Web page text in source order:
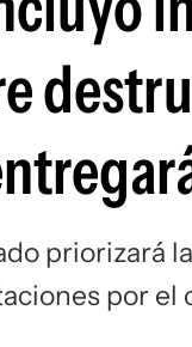
priorizará
por el